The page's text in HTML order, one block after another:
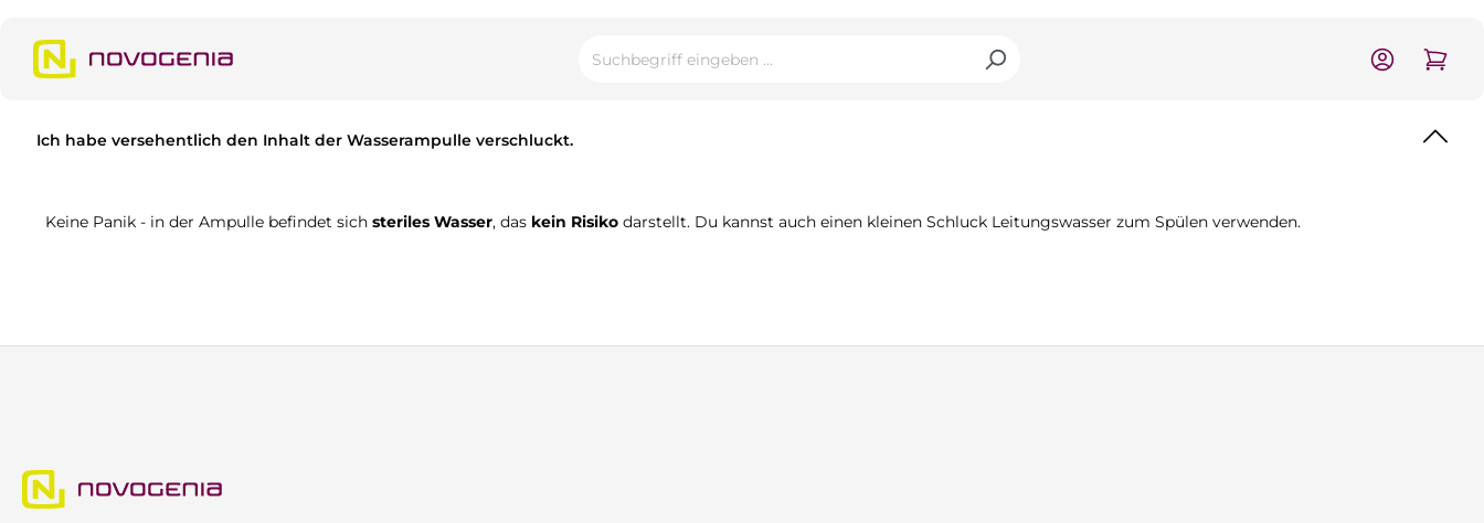
Ich habe versehentlich den Inhalt der Wasserampulle verschluckt.
Keine Panik - in der Ampulle befindet sich steriles Wasser, das kein Risiko darstellt. Du kannst auch einen kleinen Schluck Leitungswasser zum Spülen verwenden.